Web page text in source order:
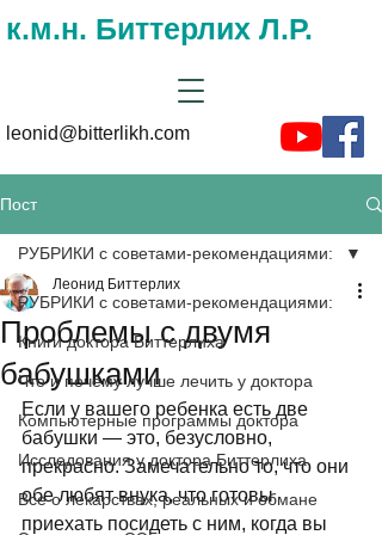
к.м.н. Биттерлих Л.Р.
leonid@bitterlikh.com
Пост
РУБРИКИ с советами-рекомендациями:
Книги доктора Биттерлиха
Что и почему лучше лечить у доктора
Компьютерные программы доктора
Исследования у доктора Биттерлиха
Все о лекарствах, реальных и обмане
РУБРИКИ с советами-рекомендациями:
Проблемы с двумя
бабушками
Леонид Биттерлих
Если у вашего ребенка есть две
бабушки — это, безусловно,
прекрасно. Замечательно то, что они
обе любят внука, что готовы
приехать посидеть с ним, когда вы